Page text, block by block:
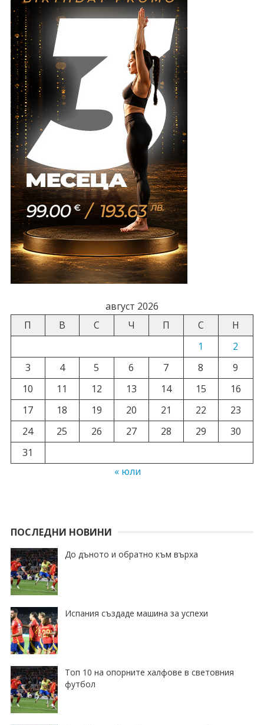
август 2026
П
В С Ч П С
Н
1
2
3
4 5 6 7 8
9
10
11 12 13 14 15
16
17
18 19 20 21 22
23
24
25 26 27 28 29
30
31
« юли
ПОСЛЕДНИ НОВИНИ
До дъното и обратно към върха
Испания създаде машина за успехи
Топ 10 на опорните халфове в световния
футбол